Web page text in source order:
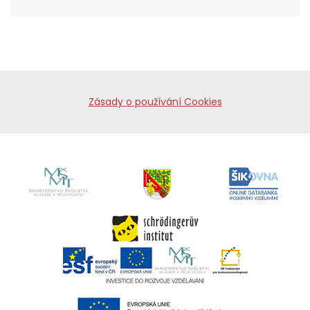
Zásady o používání Cookies